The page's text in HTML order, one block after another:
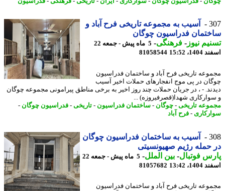
آسیب به مجموعه تاریخی فرح آباد و
فدراسیون چوگان
نیوز-فرهنگی-
5 ماه پیش - جمعه 22
15:52
81058544
تاریخی فرح آباد و ساختمان فدراسیون
در پی موج انفجارهای حملات اخیر آسیب
- ، در جریان حملات چند روز اخیر به برخی مناطق پیرامونی مجموعه چوگان
شهدا(قصرفیروزه) ...
تاریخی -چوگان-ساختمان فدراسیون-تاریخی -فدراسیون چوگان-
- فرح آباد
آسیب به ساختمان فدراسیون چوگان
حمله رژیم صهیونسیتی
فوتبال-بین الملل-
5 ماه پیش - جمعه 22
13:42
81057682
تاریخی فرح آباد و ساختمان فدراسیون